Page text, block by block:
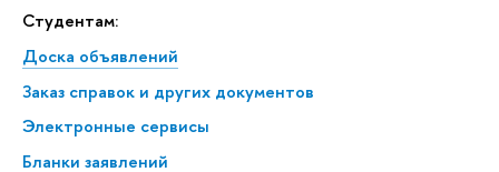
Студентам:
Доска объявлений
Заказ справок и других документов
Электронные сервисы
Бланки заявлений